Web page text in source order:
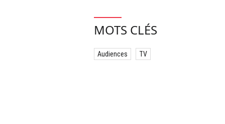
MOTS CLÉS
Audiences TV